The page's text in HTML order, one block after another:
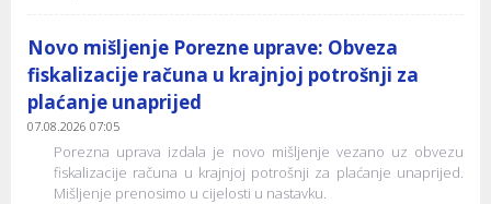
Novo mišljenje Porezne uprave: Obveza
fiskalizacije računa u krajnjoj potrošnji za
plaćanje unaprijed
07.08.2026 07:05
Porezna uprava izdala je novo mišljenje vezano uz obvezu
fiskalizacije računa u krajnjoj potrošnji za plaćanje unaprijed.
Mišljenje prenosimo u cijelosti u nastavku.